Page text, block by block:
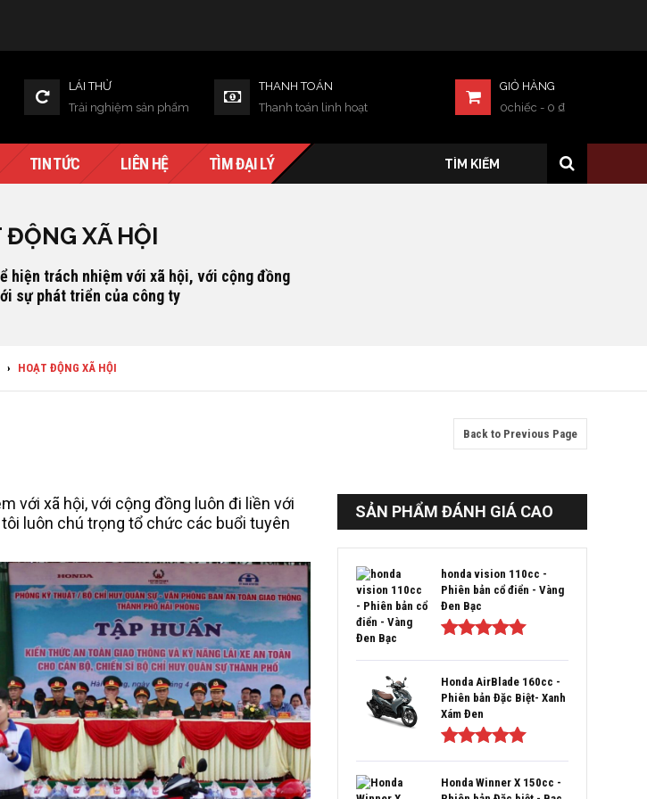
LÁI THỬ
Trải nghiệm sản phẩm
THANH TOÁN
Thanh toán linh hoạt
GIỎ HÀNG
0chiếc - 0 ₫
TIN TỨC LIÊN HỆ TÌM ĐẠI LÝ
ĐỘNG XÃ HỘI
hiện trách nhiệm với xã hội, với cộng đồng
sự phát triển của công ty
› HOẠT ĐỘNG XÃ HỘI
Back to Previous Page
với xã hội, với cộng đồng luôn đi liền với
luôn chú trọng tổ chức các buổi tuyên
SẢN PHẨM ĐÁNH GIÁ CAO
honda vision 110cc -
Phiên bản cổ điển - Vàng
Đen Bạc
sao
Honda AirBlade 160cc -
Phiên bản Đặc Biệt- Xanh
Xám Đen
Được xếp
hạng5.00
5
sao
Honda Winner X 150cc -